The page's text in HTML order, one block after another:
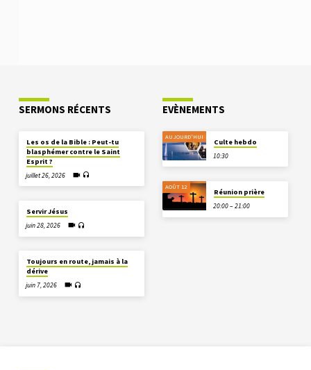
SERMONS RÉCENTS
Les os de la Bible : Peut-tu
blasphémer contre le Saint
Esprit ?
juillet 26, 2026
Servir Jésus
juin 28, 2026
Toujours en route, jamais à la
dérive
juin 7, 2026
EVÈNEMENTS
AUJOURD'HUI
Culte hebdo
10:30
AOÛT 12
Réunion prière
20:00 – 21:00